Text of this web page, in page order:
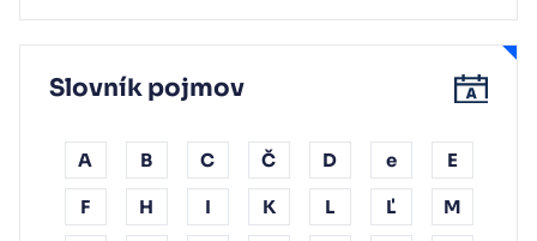
Slovník pojmov
A B C Č D e E
F H I K L Ľ M